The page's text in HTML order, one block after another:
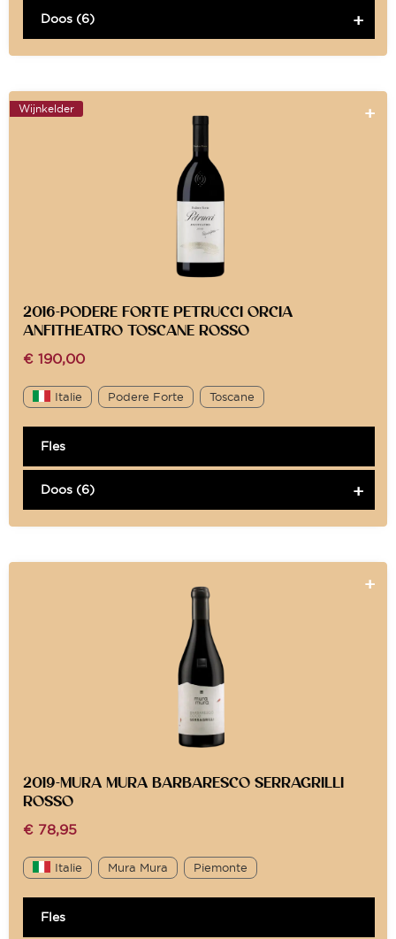
Doos (6)
Wijnkelder
2016-PODERE FORTE PETRUCCI ORCIA
ANFITHEATRO TOSCANE ROSSO
€ 190,00
Italie Podere Forte Toscane
Fles
Doos (6)
2019-MURA MURA BARBARESCO SERRAGRILLI
ROSSO
€ 78,95
Italie Mura Mura Piemonte
Fles